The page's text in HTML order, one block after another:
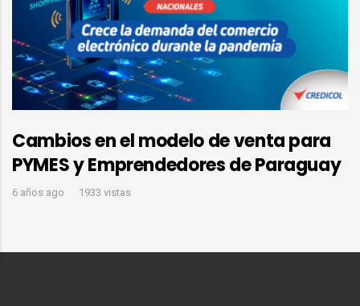
Cambios en el modelo de venta para
PYMES y Emprendedores de Paraguay
6 años ago 1933 vistas